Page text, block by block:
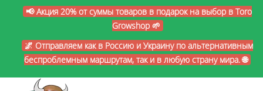
📢 Акция 20% от суммы товаров в подарок на выбор в Toro
Growshop 🌱
🌌 Отправляем как в Россию и Украину по альтернативным
беспроблемным маршрутам, так и в любую страну мира. 🌐